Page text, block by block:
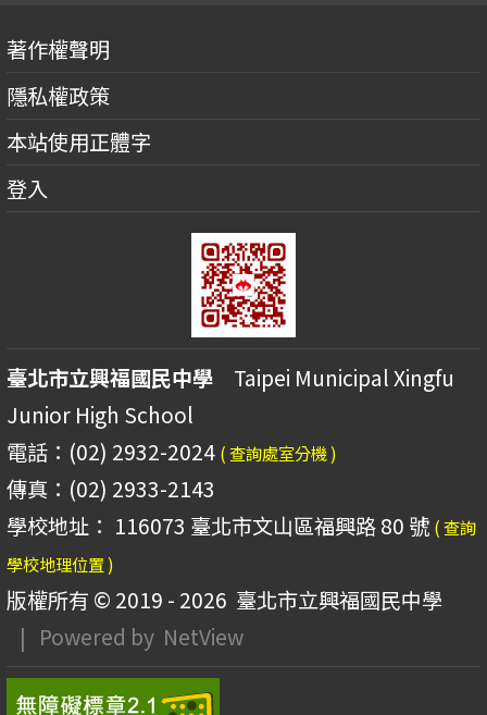
著作權聲明
隱私權政策
本站使用正體字
登入
臺北市立興福國民中學 Taipei Municipal Xingfu
Junior High School
電話：(02) 2932-2024 ( 查詢處室分機 )
傳真：(02) 2933-2143
學校地址： 116073 臺北市文山區福興路 80 號 ( 查詢
學校地理位置 )
版權所有 © 2019 - 2026 臺北市立興福國民中學
| Powered by NetView